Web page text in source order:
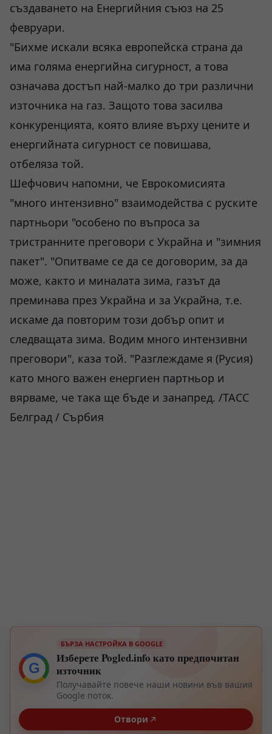
създаването на Енергийния съюз на 25
февруари.
"Бихме искали всяка европейска страна да
има голяма енергийна сигурност, а това
означава достъп най-малко до три различни
източника на газ. Защото това засилва
конкуренцията, която влияе върху цените и
енергийната сигурност се повишава,
отбеляза той.
Шефчович напомни, че Еврокомисията
"много интензивно" взаимодейства с руските
партньори "особено по въпроса за
тристранните преговори с Украйна и "зимния
пакет". "Опитваме се да се договорим, за да
може, както и миналата зима, газът да
преминава през Украйна и за Украйна, т.е.
искаме да повторим този добър опит и
следващата зима. Водим много интензивни
преговори", каза той. "Разглеждаме я (Русия)
като много важен енергиен партньор и
вярваме, че така ще бъде и занапред. /ТАСС
Белград / Сърбия
G
БЪРЗА НАСТРОЙКА В GOOGLE
Изберете Pogled.info като предпочитан
източник
Получавайте повече наши новини във вашия
Google поток.
Отвори